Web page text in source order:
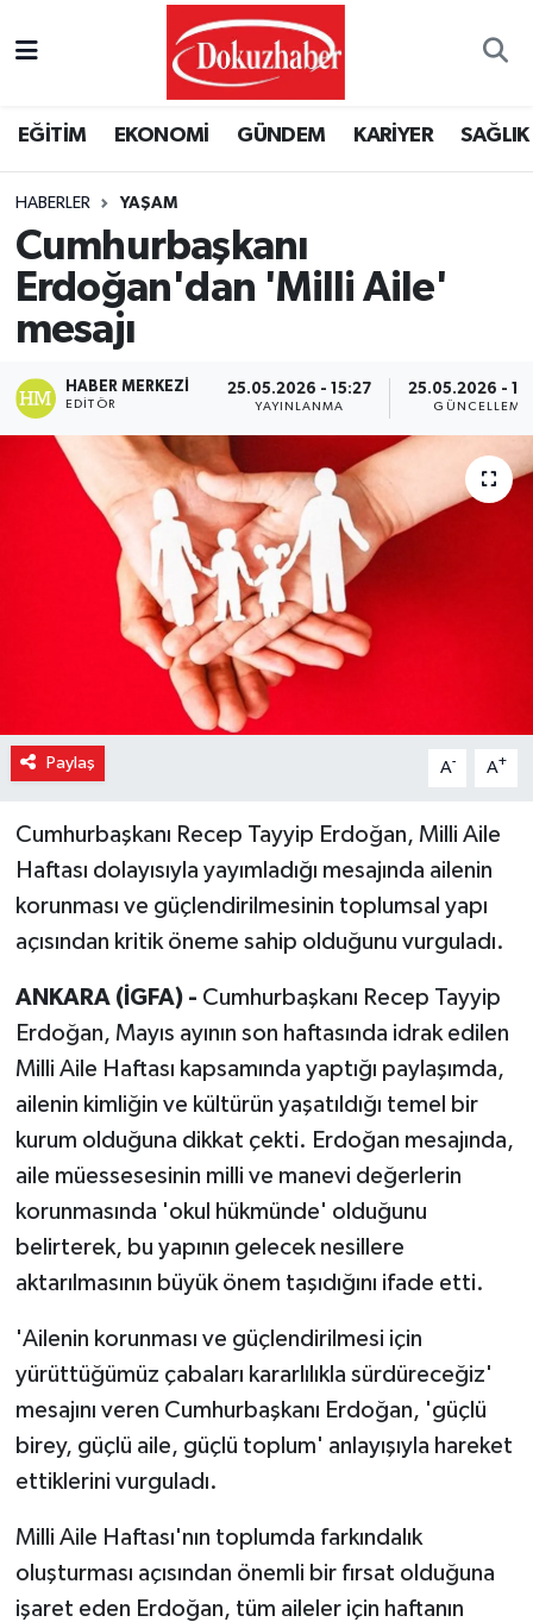
EĞİTİM EKONOMİ GÜNDEM KARİYER SAĞLIK
HABERLER YAŞAM
Cumhurbaşkanı
Erdoğan'dan 'Milli Aile'
mesajı
HABER MERKEZI
EDITÖR
25.05.2026 - 15:27
YAYINLANMA
25.05.2026 -
GÜNCELLEME
Paylaş A- A+
Cumhurbaşkanı Recep Tayyip Erdoğan, Milli Aile
Haftası dolayısıyla yayımladığı mesajında ailenin
korunması ve güçlendirilmesinin toplumsal yapı
açısından kritik öneme sahip olduğunu vurguladı.
ANKARA (İGFA) - Cumhurbaşkanı Recep Tayyip
Erdoğan, Mayıs ayının son haftasında idrak edilen
Milli Aile Haftası kapsamında yaptığı paylaşımda,
ailenin kimliğin ve kültürün yaşatıldığı temel bir
kurum olduğuna dikkat çekti. Erdoğan mesajında,
aile müessesesinin milli ve manevi değerlerin
korunmasında 'okul hükmünde' olduğunu
belirterek, bu yapının gelecek nesillere
aktarılmasının büyük önem taşıdığını ifade etti.
'Ailenin korunması ve güçlendirilmesi için
yürüttüğümüz çabaları kararlılıkla sürdüreceğiz'
mesajını veren Cumhurbaşkanı Erdoğan, 'güçlü
birey, güçlü aile, güçlü toplum' anlayışıyla hareket
ettiklerini vurguladı.
Milli Aile Haftası'nın toplumda farkındalık
oluşturması açısından önemli bir fırsat olduğuna
işaret eden Erdoğan, tüm aileler için haftanın
Puan Durumu ve Fikstür
Tüm Manşetler
Son Dakika Haberleri
Haber Arşivi